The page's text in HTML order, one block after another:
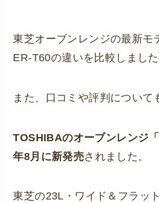
東芝オーブンレンジの最新モ
ER-T60の違いを比較しました
また、口コミや評判について
TOSHIBAのオーブンレンジ
年8月に新発売されました。
東芝の23L・ワイド＆フラッ